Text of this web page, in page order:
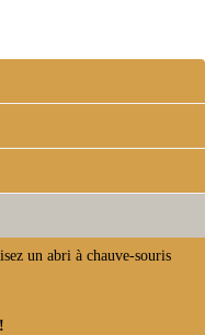
un abri à chauve-souris